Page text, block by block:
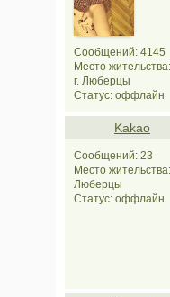
Сообщений: 4145
Место жительства:
г. Люберцы
Статус: оффлайн
Kakao
Сообщений: 23
Место жительства:
Люберцы
Статус: оффлайн